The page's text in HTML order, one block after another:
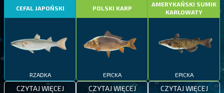
CEFAL JAPOŃSKI
RZADKA
CZYTAJ WIĘCEJ
POLSKI KARP
EPICKA
CZYTAJ WIĘCEJ
AMERYKAŃSKI SUMIK
KARŁOWATY
EPICKA
CZYTAJ WIĘCEJ